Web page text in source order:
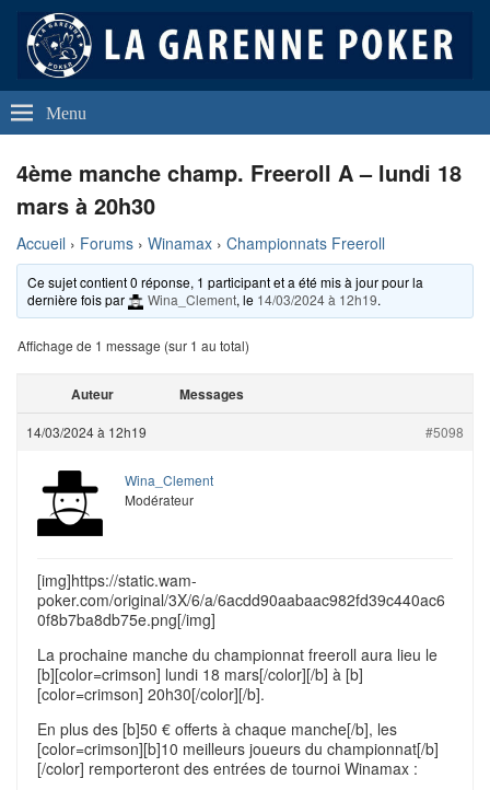
La Garenne Poker
Club de Poker de La Garenne Colombes (92250)
Menu
4ème manche champ. Freeroll A – lundi 18
mars à 20h30
Accueil › Forums › Winamax › Championnats Freeroll
Ce sujet contient 0 réponse, 1 participant et a été mis à jour pour la
dernière fois par
Wina_Clement, le 14/03/2024 à 12h19.
Affichage de 1 message (sur 1 au total)
Auteur Messages
14/03/2024 à 12h19 #5098
Wina_Clement
Modérateur
[img]https://static.wam-
poker.com/original/3X/6/a/6acdd90aabaac982fd39c440ac6
0f8b7ba8db75e.png[/img]
La prochaine manche du championnat freeroll aura lieu le
[b][color=crimson] lundi 18 mars[/color][/b] à [b]
[color=crimson] 20h30[/color][/b].
En plus des [b]50 € offerts à chaque manche[/b], les
[color=crimson][b]10 meilleurs joueurs du championnat[/b]
[/color] remporteront des entrées de tournoi Winamax :